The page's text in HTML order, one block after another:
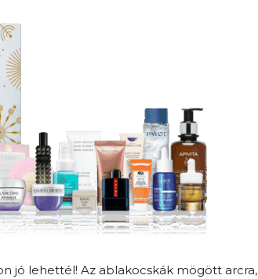
jó lehettél! Az ablakocskák mögött arcra,